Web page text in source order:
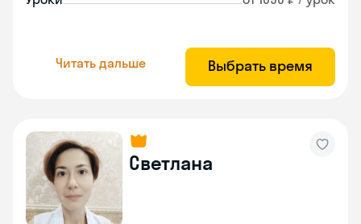
Читать дальше Выбрать время
Светлана